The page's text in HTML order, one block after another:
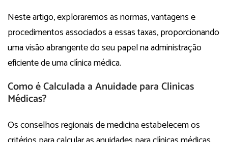
Neste artigo, exploraremos as normas, vantagens e
procedimentos associados a essas taxas, proporcionando
uma visão abrangente do seu papel na administração
eficiente de uma clínica médica.
Como é Calculada a Anuidade para Clinicas
Médicas?
Os conselhos regionais de medicina estabelecem os